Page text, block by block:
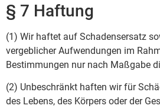
§ 7 Haftung
(1) Wir haftet auf Schadensersatz
vergeblicher Aufwendungen im
Bestimmungen nur nach Maßgabe
(2) Unbeschränkt haften wir für
des Lebens, des Körpers oder der